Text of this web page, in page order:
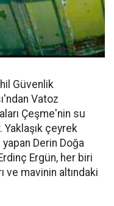
Güvenlik
Vatoz
Çeşme'nin su
çeyrek
Derin Doğa
Ergün, her biri
ve mavinin altındaki